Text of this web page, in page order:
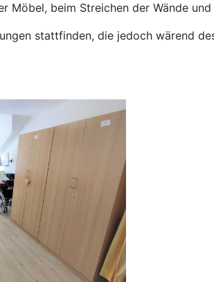
Möbel, beim Streichen der Wände
stattfinden, die jedoch wärend